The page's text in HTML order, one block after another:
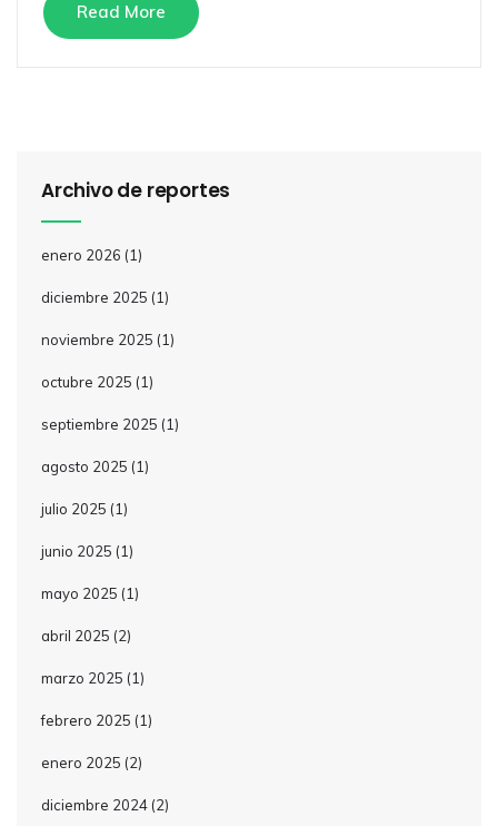
Read More
Archivo de reportes
enero 2026 (1)
diciembre 2025 (1)
noviembre 2025 (1)
octubre 2025 (1)
septiembre 2025 (1)
agosto 2025 (1)
julio 2025 (1)
junio 2025 (1)
mayo 2025 (1)
abril 2025 (2)
marzo 2025 (1)
febrero 2025 (1)
enero 2025 (2)
diciembre 2024 (2)